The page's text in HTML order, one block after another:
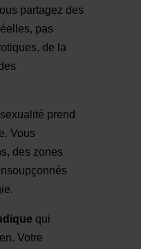
partagez des
pas
de la
prend
Vous
des zones
qui
Votre